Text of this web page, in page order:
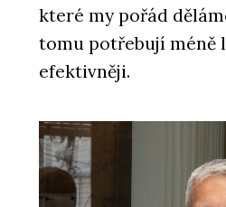
které my pořád
tomu potřebují méně
efektivněji.